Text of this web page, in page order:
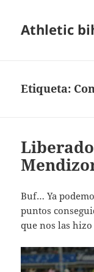
Athletic
Etiqueta:
Buf… Ya
puntos
que nos las hizo